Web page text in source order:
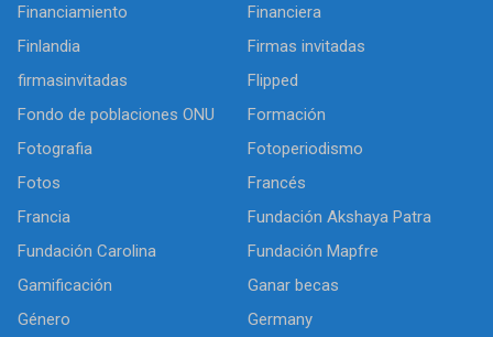
Financiamiento
Financiera
Finlandia
Firmas invitadas
firmasinvitadas
Flipped
Fondo de poblaciones ONU
Formación
Fotografia
Fotoperiodismo
Fotos
Francés
Francia
Fundación Akshaya Patra
Fundación Carolina
Fundación Mapfre
Gamificación
Ganar becas
Género
Germany